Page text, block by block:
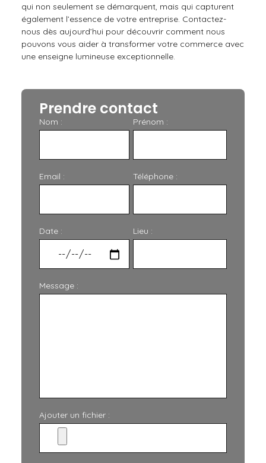
qui non seulement se démarquent, mais qui capturent
également l’essence de votre entreprise. Contactez-
nous dès aujourd’hui pour découvrir comment nous
pouvons vous aider à transformer votre commerce avec
une enseigne lumineuse exceptionnelle.
Prendre contact
Nom : Prénom :
Email : Téléphone :
Date : Lieu :
Message :
Ajouter un fichier :